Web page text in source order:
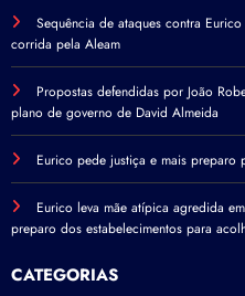
Sequência de ataques contra
corrida pela Aleam
Propostas defendidas por João
plano de governo de David Almeida
Eurico pede justiça e mais preparo
Eurico leva mãe atípica agredida
preparo dos estabelecimentos para
CATEGORIAS